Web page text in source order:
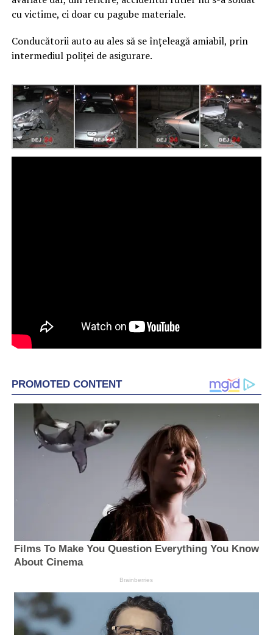
cu victime, ci doar cu pagube materiale.
Conducătorii auto au ales să se înțeleagă amiabil, prin
intermediul poliței de asigurare.